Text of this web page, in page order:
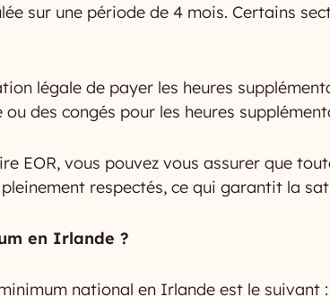
sur une période de 4 mois. Certains
légale de payer les heures
des congés pour les heures
EOR, vous pouvez vous assurer que
respectés, ce qui garantit la
en Irlande ?
national en Irlande est le suivant :